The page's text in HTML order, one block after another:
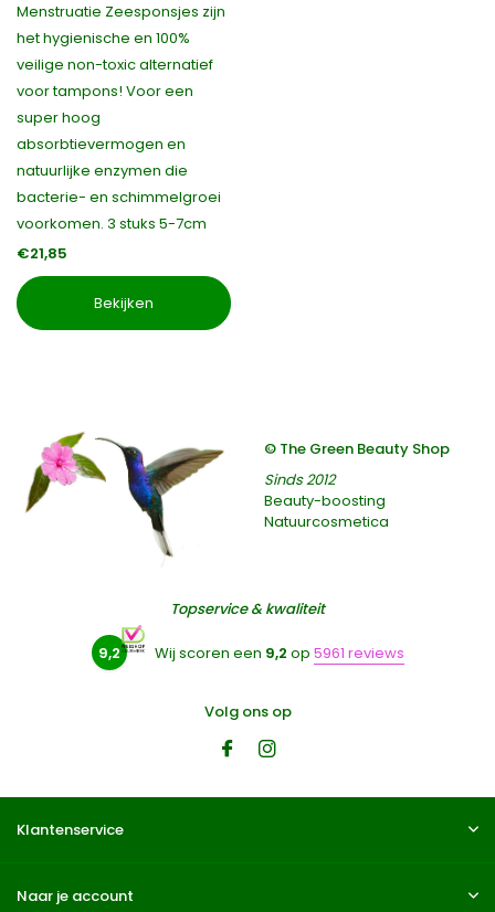
Menstruatie Zeesponsjes zijn
het hygienische en 100%
veilige non-toxic alternatief
voor tampons! Voor een
super hoog
absorbtievermogen en
natuurlijke enzymen die
bacterie- en schimmelgroei
voorkomen. 3 stuks 5-7cm
€21,85
Bekijken
© The Green Beauty Shop
Sinds 2012
Beauty-boosting
Natuurcosmetica
Topservice & kwaliteit
9,2 Wij scoren een 9,2 op 5961 reviews
Volg ons op
Klantenservice
Naar je account